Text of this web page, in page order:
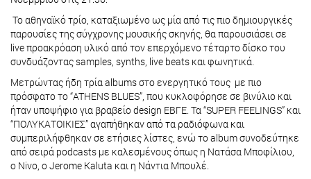
Το αθηναϊκό τρίο, καταξιωμένο ως μία από τις πιο δημιουργικές
παρουσίες της σύγχρονης μουσικής σκηνής, θα παρουσιάσει σε
live προακρόαση υλικό από τον επερχόμενο τέταρτο δίσκο του
συνδυάζοντας samples, synths, live beats και φωνητικά.
Μετρώντας ήδη τρία albums στο ενεργητικό τους με πιο
πρόσφατο το “ATHENS BLUES”, που κυκλοφόρησε σε βινύλιο και
ήταν υποψήφιο για βραβείο design ΕΒΓΕ. Τα “SUPER FEELINGS” και
“ΠΟΛΥΚΑΤΟΙΚΙΕΣ” αγαπήθηκαν από τα ραδιόφωνα και
συμπεριλήφθηκαν σε ετήσιες λίστες, ενώ το album συνοδεύτηκε
από σειρά podcasts με καλεσμένους όπως η Νατάσα Μποφίλιου,
ο Nivo, ο Jerome Kaluta και η Νάντια Μπουλέ.